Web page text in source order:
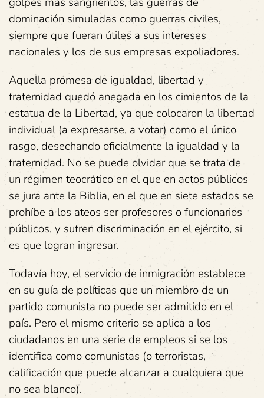
dominación simuladas como guerras civiles,
siempre que fueran útiles a sus intereses
nacionales y los de sus empresas expoliadores.
Aquella promesa de igualdad, libertad y
fraternidad quedó anegada en los cimientos de la
estatua de la Libertad, ya que colocaron la libertad
individual (a expresarse, a votar) como el único
rasgo, desechando oficialmente la igualdad y la
fraternidad. No se puede olvidar que se trata de
un régimen teocrático en el que en actos públicos
se jura ante la Biblia, en el que en siete estados se
prohíbe a los ateos ser profesores o funcionarios
públicos, y sufren discriminación en el ejército, si
es que logran ingresar.
Todavía hoy, el servicio de inmigración establece
en su guía de políticas que un miembro de un
partido comunista no puede ser admitido en el
país. Pero el mismo criterio se aplica a los
ciudadanos en una serie de empleos si se los
identifica como comunistas (o terroristas,
calificación que puede alcanzar a cualquiera que
no sea blanco).